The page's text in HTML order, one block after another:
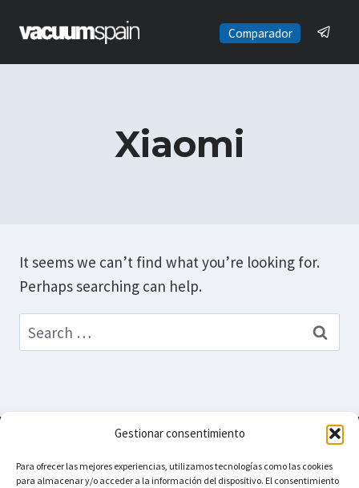
Gestionar consentimiento
Para ofrecer las mejores experiencias, utilizamos tecnologías como las cookies
para almacenar y/o acceder a la información del dispositivo. El consentimiento
content
Comparador
Xiaomi
It seems we can’t find what you’re looking for.
Perhaps searching can help.
Search
for:
Vacuum Spain